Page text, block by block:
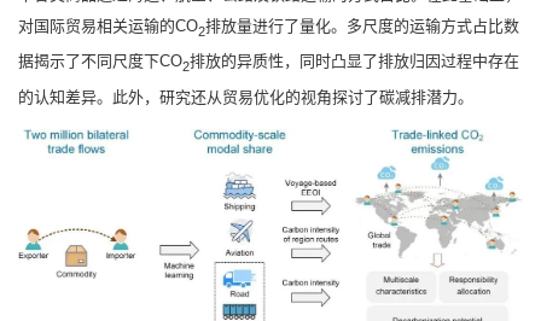
对国际贸易相关运输的CO2排放量进行了量化。多尺度的运输方式占比数
据揭示了不同尺度下CO2排放的异质性，同时凸显了排放归因过程中存在
的认知差异。此外，研究还从贸易优化的视角探讨了碳减排潜力。